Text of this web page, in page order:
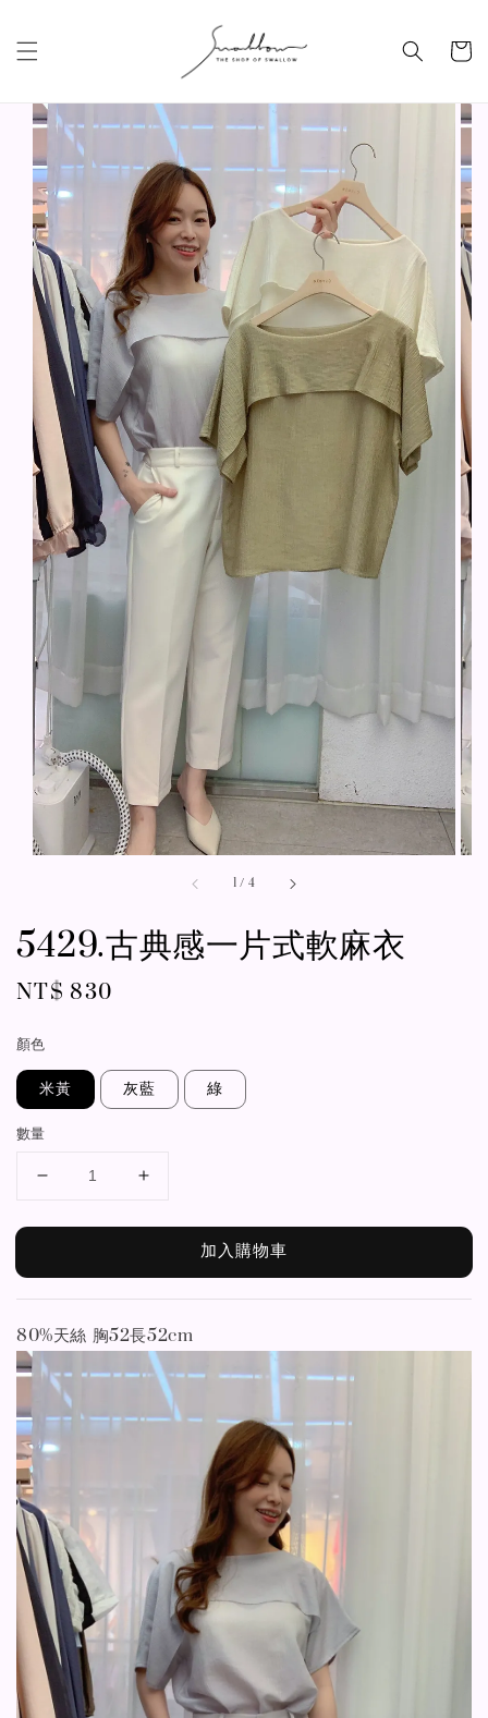
1 / 4
5429.古典感一片式軟麻衣
Regular
NT$ 830
顏色
米黃 灰藍 綠
數量
加入購物車
80%天絲 胸52長52cm